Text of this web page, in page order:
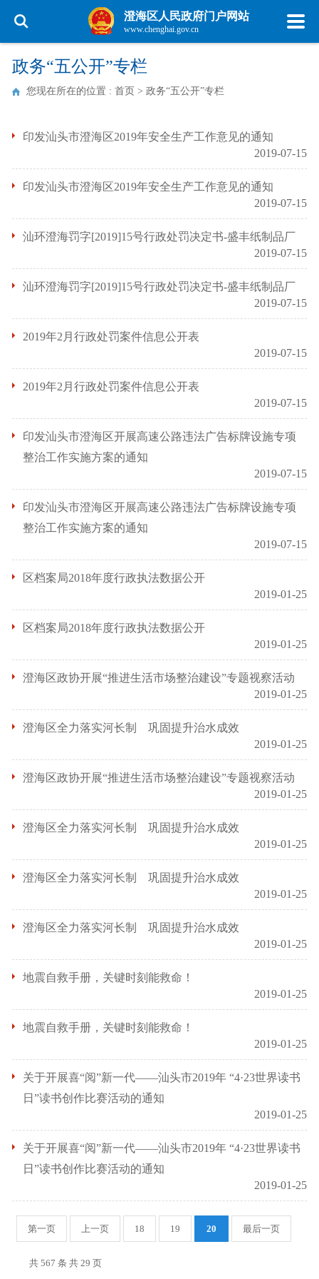
澄海区人民政府门户网站
www.chenghai.gov.cn
政务“五公开”专栏
您现在所在的位置 : 首页 > 政务“五公开”专栏
印发汕头市澄海区2019年安全生产工作意见的通知
2019-07-15
印发汕头市澄海区2019年安全生产工作意见的通知
2019-07-15
汕环澄海罚字[2019]15号行政处罚决定书-盛丰纸制品厂
2019-07-15
汕环澄海罚字[2019]15号行政处罚决定书-盛丰纸制品厂
2019-07-15
2019年2月行政处罚案件信息公开表
2019-07-15
2019年2月行政处罚案件信息公开表
2019-07-15
印发汕头市澄海区开展高速公路违法广告标牌设施专项
整治工作实施方案的通知
2019-07-15
印发汕头市澄海区开展高速公路违法广告标牌设施专项
整治工作实施方案的通知
2019-07-15
区档案局2018年度行政执法数据公开
2019-01-25
区档案局2018年度行政执法数据公开
2019-01-25
澄海区政协开展“推进生活市场整治建设”专题视察活动
2019-01-25
澄海区全力落实河长制 巩固提升治水成效
2019-01-25
澄海区政协开展“推进生活市场整治建设”专题视察活动
2019-01-25
澄海区全力落实河长制 巩固提升治水成效
2019-01-25
澄海区全力落实河长制 巩固提升治水成效
2019-01-25
澄海区全力落实河长制 巩固提升治水成效
2019-01-25
地震自救手册，关键时刻能救命！
2019-01-25
地震自救手册，关键时刻能救命！
2019-01-25
关于开展喜“阅”新一代——汕头市2019年 “4·23世界读书
日”读书创作比赛活动的通知
2019-01-25
关于开展喜“阅”新一代——汕头市2019年 “4·23世界读书
日”读书创作比赛活动的通知
2019-01-25
第一页 上一页 18 19 20 最后一页
共 567 条 共29 页